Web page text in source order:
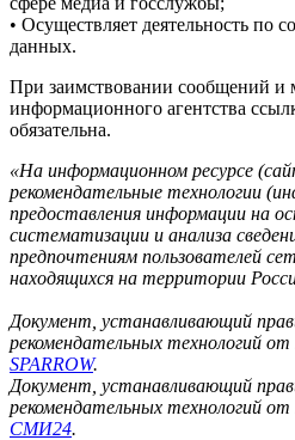
• Осуществляет деятельность по
данных.
При заимствовании сообщений и
информационного агентства
обязательна.
«На информационном ресурсе
рекомендательные технологии
предоставления информации на
систематизации и анализа
предпочтениям пользователей
находящихся на территории
Документ, устанавливающий
рекомендательных технологий
SPARROW.
Документ, устанавливающий
рекомендательных технологий
СМИ24.